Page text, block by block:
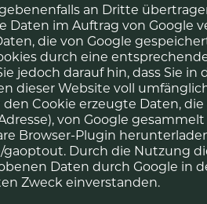
an Dritte
im Auftrag von Google
die von Google
durch eine
jedoch darauf hin, dass Sie in
dieser Website voll
Cookie erzeugte Daten,
von Google
Browser-Plugin
Durch die Nutzung
Daten durch Google in
Zweck einverstanden.